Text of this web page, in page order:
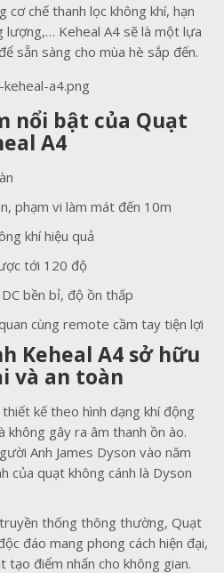
chế thanh lọc không khí, hạn
lượng,… Keheal A4 sẽ là một lựa
sẵn sàng cho mùa hè sắp đến.
nổi bật của Quạt
A4
phạm vi làm mát đến 10m
khí hiệu quả
tới 120 độ
bền bỉ, độ ồn thấp
cùng remote cầm tay tiện lợi
Keheal A4 sở hữu
và an toàn
kế theo hình dạng khí động
không gây ra âm thanh ồn ào.
Anh James Dyson vào năm
của quạt không cánh là Dyson
thống thông thường, Quạt
đáo mang phong cách hiện đại,
tạo điểm nhấn cho không gian.